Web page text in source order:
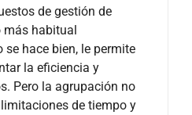
de gestión de
más habitual
hace bien, le permite
la eficiencia y
Pero la agrupación no
de tiempo y